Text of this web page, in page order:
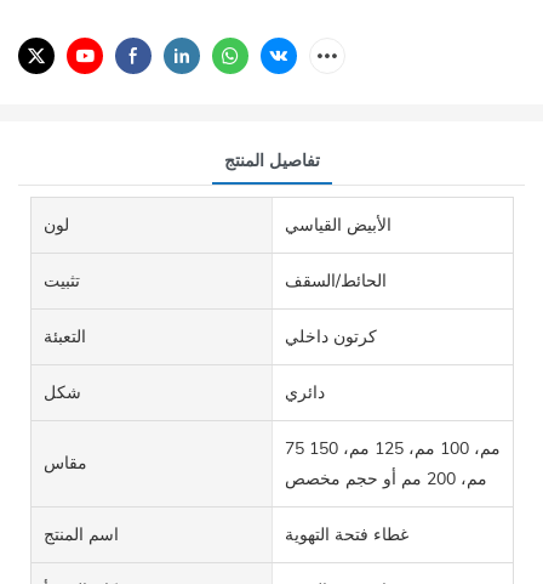
تفاصيل المنتج
لون الأبيض القياسي
تثبيت الحائط/السقف
التعبئة كرتون داخلي
شكل دائري
مقاس
75 مم، 100 مم، 125 مم، 150
مم، 200 مم أو حجم مخصص
اسم المنتج غطاء فتحة التهوية